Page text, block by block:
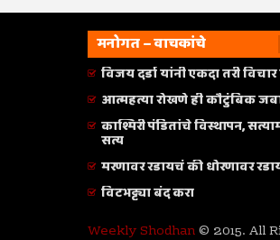
मनोगत – वाचकांचे
विजय दर्डा यांनी एकदा तरी
आत्महत्या रोखणे ही कौटुंबिक
काश्मिरी पंडितांचे विस्थापन,
सत्य
मरणावर रडायचं की धोरणावर
विटभट्ट्या बंद करा
Weekly Shodhan© 2015. All